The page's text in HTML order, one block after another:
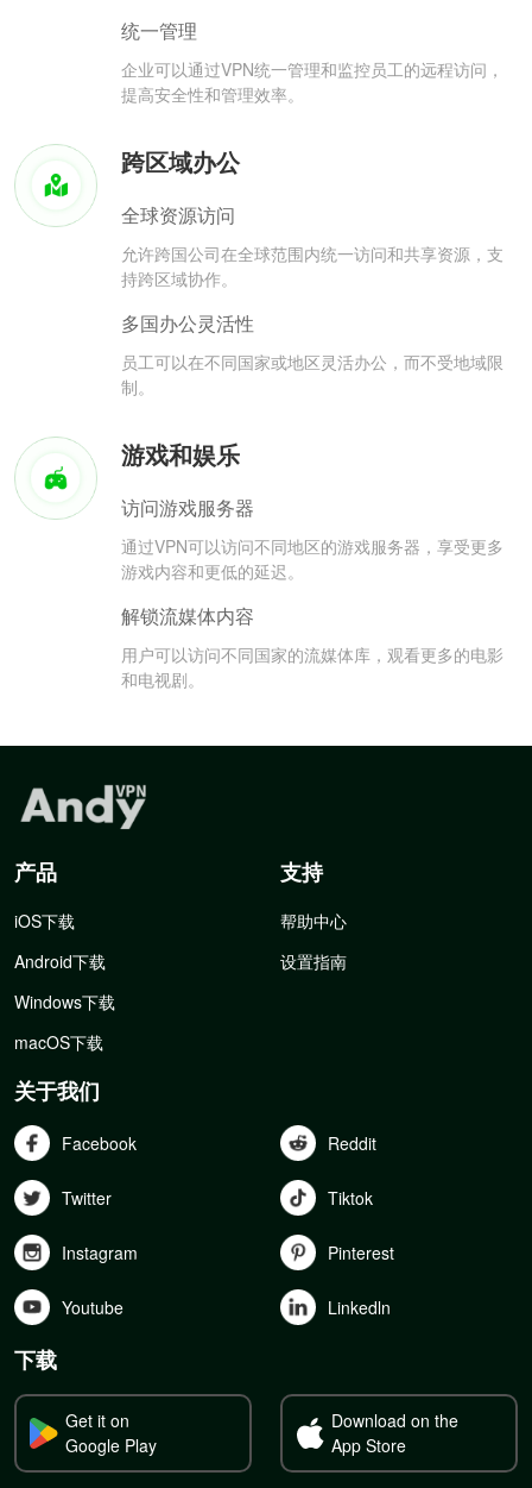
统一管理
企业可以通过VPN统一管理和监控员工的远程访问，
提高安全性和管理效率。
跨区域办公
全球资源访问
允许跨国公司在全球范围内统一访问和共享资源，支
持跨区域协作。
多国办公灵活性
员工可以在不同国家或地区灵活办公，而不受地域限
制。
游戏和娱乐
访问游戏服务器
通过VPN可以访问不同地区的游戏服务器，享受更多
游戏内容和更低的延迟。
解锁流媒体内容
用户可以访问不同国家的流媒体库，观看更多的电影
和电视剧。
产品
iOS下载
Android下载
Windows下载
macOS下载
支持
帮助中心
设置指南
关于我们
Facebook Reddit
Twitter Tiktok
Instagram Pinterest
Youtube Linkedln
下载
Get it on
Google Play
Download on the
App Store